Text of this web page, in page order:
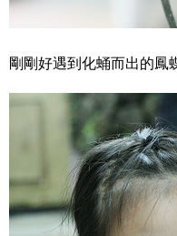
剛剛好遇到化蛹而出的鳳